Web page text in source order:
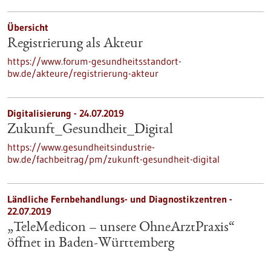
Übersicht
Registrierung als Akteur
https://www.forum-gesundheitsstandort-
bw.de/akteure/registrierung-akteur
Digitalisierung - 24.07.2019
Zukunft_Gesundheit_Digital
https://www.gesundheitsindustrie-
bw.de/fachbeitrag/pm/zukunft-gesundheit-digital
Ländliche Fernbehandlungs- und Diagnostikzentren -
22.07.2019
„TeleMedicon – unsere OhneArztPraxis“
öffnet in Baden-Württemberg